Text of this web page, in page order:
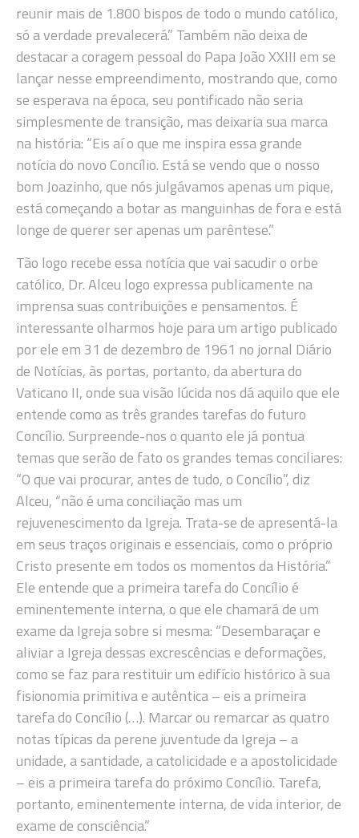
reunir mais de 1.800 bispos de todo o mundo católico,
só a verdade prevalecerá.” Também não deixa de
destacar a coragem pessoal do Papa João XXIII em se
lançar nesse empreendimento, mostrando que, como
se esperava na época, seu pontificado não seria
simplesmente de transição, mas deixaria sua marca
na história: “Eis aí o que me inspira essa grande
notícia do novo Concílio. Está se vendo que o nosso
bom Joazinho, que nós julgávamos apenas um pique,
está começando a botar as manguinhas de fora e está
longe de querer ser apenas um parêntese.”
Tão logo recebe essa notícia que vai sacudir o orbe
católico, Dr. Alceu logo expressa publicamente na
imprensa suas contribuições e pensamentos. É
interessante olharmos hoje para um artigo publicado
por ele em 31 de dezembro de 1961 no jornal Diário
de Notícias, às portas, portanto, da abertura do
Vaticano II, onde sua visão lúcida nos dá aquilo que ele
entende como as três grandes tarefas do futuro
Concílio. Surpreende-nos o quanto ele já pontua
temas que serão de fato os grandes temas conciliares:
“O que vai procurar, antes de tudo, o Concílio”, diz
Alceu, “não é uma conciliação mas um
rejuvenescimento da Igreja. Trata-se de apresentá-la
em seus traços originais e essenciais, como o próprio
Cristo presente em todos os momentos da História.”
Ele entende que a primeira tarefa do Concílio é
eminentemente interna, o que ele chamará de um
exame da Igreja sobre si mesma: “Desembaraçar e
aliviar a Igreja dessas excrescências e deformações,
como se faz para restituir um edifício histórico à sua
fisionomia primitiva e autêntica – eis a primeira
tarefa do Concílio (…). Marcar ou remarcar as quatro
notas típicas da perene juventude da Igreja – a
unidade, a santidade, a catolicidade e a apostolicidade
– eis a primeira tarefa do próximo Concílio. Tarefa,
portanto, eminentemente interna, de vida interior, de
exame de consciência.”